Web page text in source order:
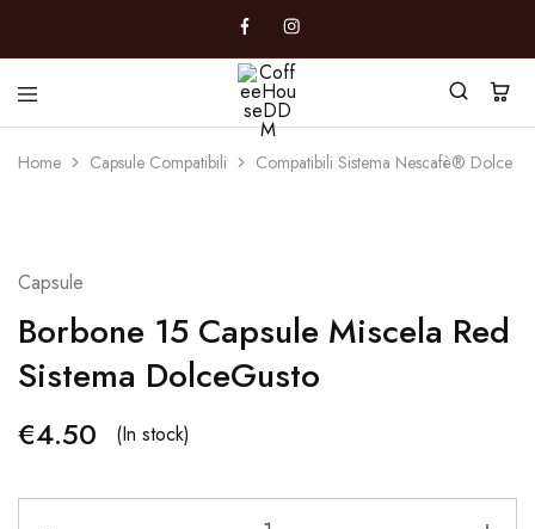
CoffeeHouseDDM
Caffè
Marano
Home Capsule Compatibili Compatibili Sistema Nescafè® Dolce
Capsule
Borbone 15 Capsule Miscela Red
Sistema DolceGusto
€4.50 (In stock)